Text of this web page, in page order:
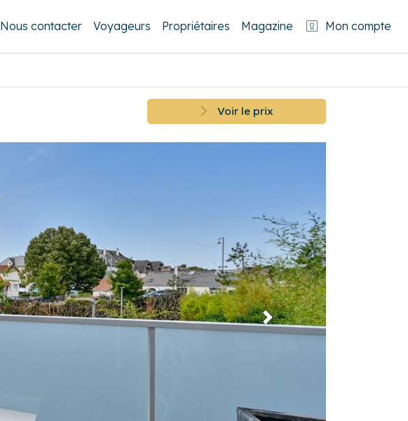
Nous contacter Voyageurs Propriétaires Magazine Mon compte
Voir le prix
Suivant